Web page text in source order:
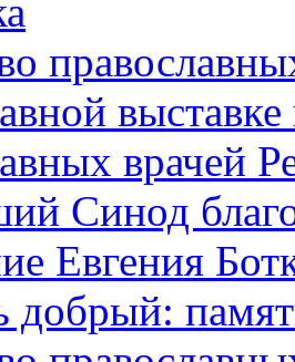
врачей
Синод
Евгения
добрый: